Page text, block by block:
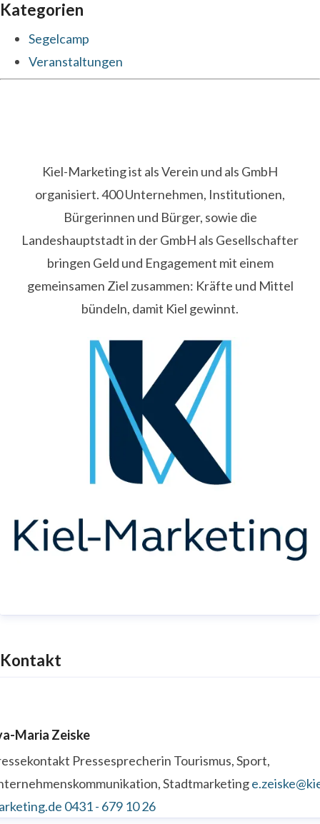
Kategorien
Segelcamp
Veranstaltungen
Kiel-Marketing ist als Verein und als GmbH
organisiert. 400 Unternehmen, Institutionen,
Bürgerinnen und Bürger, sowie die
Landeshauptstadt in der GmbH als Gesellschafter
bringen Geld und Engagement mit einem
gemeinsamen Ziel zusammen: Kräfte und Mittel
bündeln, damit Kiel gewinnt.
Kontakt
Maria Zeiske
Pressesprecherin Tourismus, Sport,
Stadtmarketing
0431 - 679 10 26